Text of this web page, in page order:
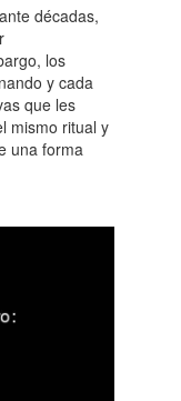
décadas,
los
y cada
que les
mismo ritual y
una forma